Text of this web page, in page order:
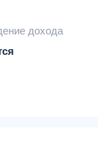
в
банкоматах -
дохода